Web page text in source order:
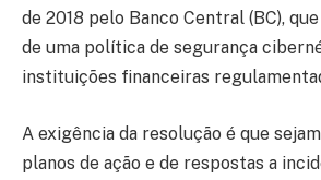
de 2018 pelo Banco Central (BC),
de uma política de segurança
instituições financeiras
A exigência da resolução é que
planos de ação e de respostas a